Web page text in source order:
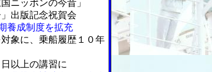
ニッポンの今昔」
出版記念祝賀会
養成制度を拡充
象に、乗船履歴１０年
以上の講習に